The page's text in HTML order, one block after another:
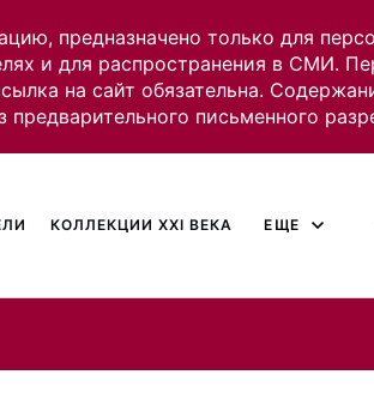
предназначено только для
и для распространения в СМИ.
на сайт обязательна.
письменного
КОЛЛЕКЦИИ XXI ВЕКА ЕЩЕ